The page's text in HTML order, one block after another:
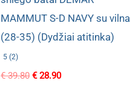
MAMMUT S-D NAVY su vilna
(28-35) (Dydžiai atitinka)
5 (2)
€39.80 Original
€28.90Current